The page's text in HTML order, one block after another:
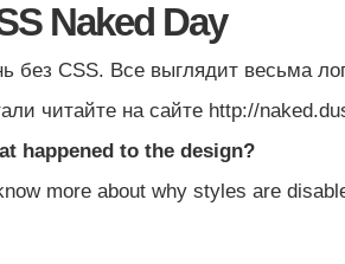
Naked Day
без CSS. Все выглядит весьма
читайте на сайте http://
happened to the design?
more about why styles are